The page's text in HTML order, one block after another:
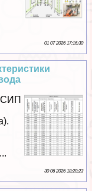
01 07 2026 17:16:30
СИП
30 06 2026 18:20:23